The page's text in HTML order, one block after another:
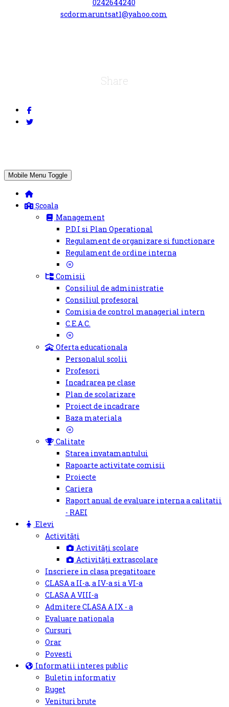
0242644240
scdormaruntsat1@yahoo.com
Share
Mobile Menu Toggle
Școala
Management
P.D.I si Plan Operational
Regulament de organizare si functionare
Regulament de ordine interna
Comisii
Consiliul de administratie
Consiliul profesoral
Comisia de control managerial intern
C.E.A.C.
Oferta educationala
Personalul scolii
Profesori
Incadrarea pe clase
Plan de scolarizare
Proiect de incadrare
Baza materiala
Calitate
Starea invatamantului
Rapoarte activitate comisii
Proiecte
Cariera
Raport anual de evaluare interna a calitatii
- RAEI
Elevi
Activități
Activități scolare
Activități extrascolare
Inscriere in clasa pregatitoare
CLASA a II-a, a IV-a si a VI-a
CLASA A VIII-a
Admitere CLASA A IX - a
Evaluare nationala
Cursuri
Orar
Povesti
Informatii interes public
Buletin informativ
Buget
Venituri brute